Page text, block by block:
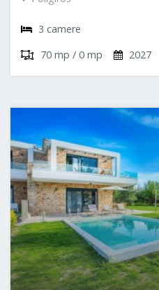
3 camere
70 mp / 0 mp
2027